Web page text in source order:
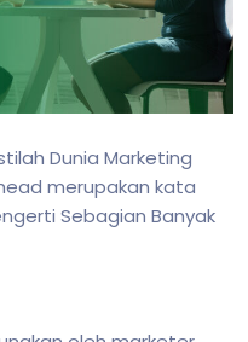
Dunia Marketing
merupakan kata
Sebagian Banyak